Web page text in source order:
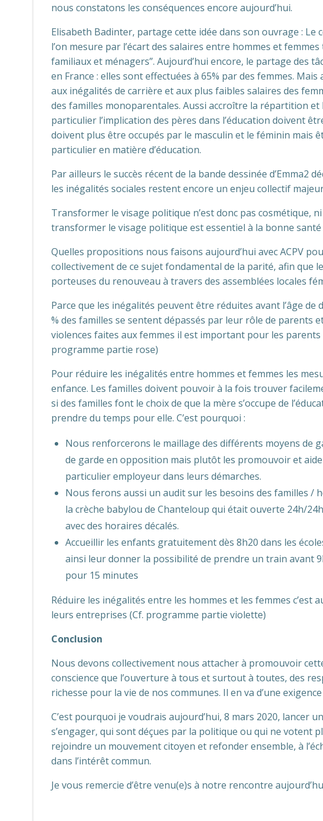
nous constatons les conséquences encore aujourd’hui.
Elisabeth Badinter, partage cette idée dans son ouvrage : Le
l’on mesure par l’écart des salaires entre hommes et
familiaux et ménagers”. Aujourd’hui encore, le partage des
en France : elles sont effectuées à 65% par des femmes.
aux inégalités de carrière et aux plus faibles salaires des
des familles monoparentales. Aussi accroître la répartition
particulier l’implication des pères dans l’éducation doivent
doivent plus être occupés par le masculin et le féminin mais
particulier en matière d’éducation.
Par ailleurs le succès récent de la bande dessinée d’Emma2
les inégalités sociales restent encore un enjeu collectif
Transformer le visage politique n’est donc pas cosmétique,
transformer le visage politique est essentiel à la bonne
Quelles propositions nous faisons aujourd’hui avec ACPV
collectivement de ce sujet fondamental de la parité, afin que
porteuses du renouveau à travers des assemblées locales
Parce que les inégalités peuvent être réduites avant l’âge de
% des familles se sentent dépassés par leur rôle de parents
violences faites aux femmes il est important pour les
programme partie rose)
Pour réduire les inégalités entre hommes et femmes les
enfance. Les familles doivent pouvoir à la fois trouver
si des familles font le choix de que la mère s’occupe de
prendre du temps pour elle. C’est pourquoi :
Nous renforcerons le maillage des différents moyens de
de garde en opposition mais plutôt les promouvoir et
particulier employeur dans leurs démarches.
Nous ferons aussi un audit sur les besoins des familles /
la crèche babylou de Chanteloup qui était ouverte 24h/
avec des horaires décalés.
Accueillir les enfants gratuitement dès 8h20 dans les
ainsi leur donner la possibilité de prendre un train avant
pour 15 minutes
Réduire les inégalités entre les hommes et les femmes
leurs entreprises (Cf. programme partie violette)
Conclusion
Nous devons collectivement nous attacher à promouvoir
conscience que l’ouverture à tous et surtout à toutes, des
richesse pour la vie de nos communes. Il en va d’une
C’est pourquoi je voudrais aujourd’hui, 8 mars 2020, lancer
s’engager, qui sont déçues par la politique ou qui ne votent
rejoindre un mouvement citoyen et refonder ensemble, à
dans l’intérêt commun.
Je vous remercie d’être venu(e)s à notre rencontre